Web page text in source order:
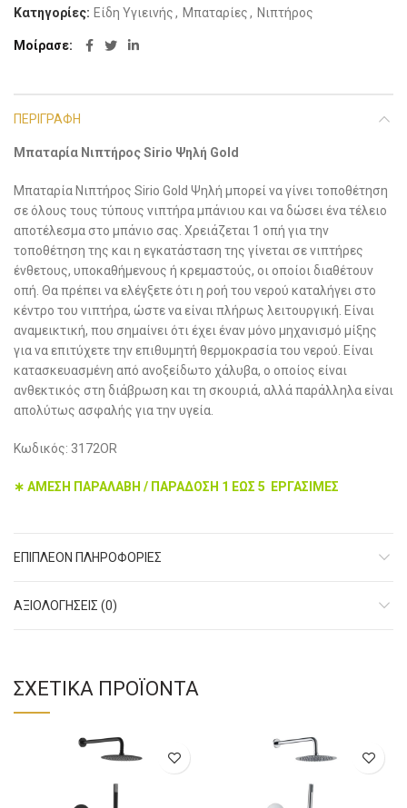
Κατηγορίες: Είδη Υγιεινής, Μπαταρίες, Νιπτήρος
Μοίρασε
ΠΕΡΙΓΡΑΦΉ
Μπαταρία Νιπτήρος Sirio Ψηλή Gold
Μπαταρία Νιπτήρος Sirio Gold Ψηλή μπορεί να γίνει τοποθέτηση
σε όλους τους τύπους νιπτήρα μπάνιου και να δώσει ένα τέλειο
αποτέλεσμα στο μπάνιο σας. Xρειάζεται 1 οπή για την
τοποθέτηση της και η εγκατάσταση της γίνεται σε νιπτήρες
ένθετους, υποκαθήμενους ή κρεμαστούς, οι οποίοι διαθέτουν
οπή. Θα πρέπει να ελέγξετε ότι η ροή του νερού καταλήγει στο
κέντρο του νιπτήρα, ώστε να είναι πλήρως λειτουργική. Είναι
αναμεικτική, που σημαίνει ότι έχει έναν μόνο μηχανισμό μίξης
για να επιτύχετε την επιθυμητή θερμοκρασία του νερού. Είναι
κατασκευασμένη από ανοξείδωτο χάλυβα, ο οποίος είναι
ανθεκτικός στη διάβρωση και τη σκουριά, αλλά παράλληλα είναι
απολύτως ασφαλής για την υγεία.
Κωδικός: 3172OR
∗ ΑΜΕΣΗ ΠΑΡΑΛΑΒΗ / ΠΑΡΑΔΟΣΗ 1 ΕΩΣ 5 ΕΡΓΑΣΙΜΕΣ
ΕΠΙΠΛΈΟΝ ΠΛΗΡΟΦΟΡΊΕΣ
ΑΞΙΟΛΟΓΉΣΕΙΣ (0)
ΣΧΕΤΙΚΆ ΠΡΟΪΌΝΤΑ